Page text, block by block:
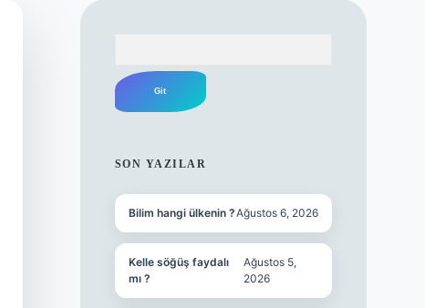
SON YAZILAR
Bilim hangi ülkenin ?Ağustos 6, 2026
Kelle söğüş faydalı
mı ?
Ağustos 5,
2026
ilbet yeni giriş